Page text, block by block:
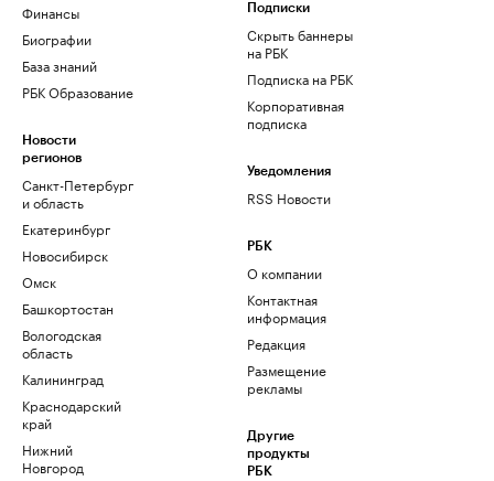
Финансы
Биографии
База знаний
РБК Образование
Новости
регионов
Санкт-Петербург
и область
Екатеринбург
Новосибирск
Омск
Башкортостан
Вологодская
область
Калининград
Краснодарский
край
Нижний
Новгород
Подписки
Скрыть баннеры
на РБК
Подписка на РБК
Корпоративная
подписка
Уведомления
RSS Новости
РБК
О компании
Контактная
информация
Редакция
Размещение
рекламы
Другие
продукты
РБК